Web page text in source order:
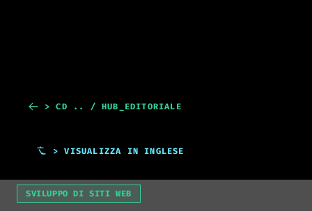
> CD .. / HUB_EDITORIALE
> VISUALIZZA IN INGLESE
SVILUPPO DI SITI WEB